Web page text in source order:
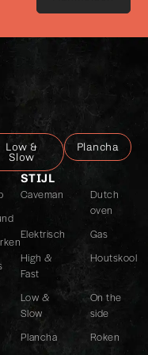
Low &
Slow
Plancha
STIJL
Caveman
Dutch
oven
Elektrisch
Gas
High &
Fast
Houtskool
Low &
Slow
On the
side
Plancha
Roken